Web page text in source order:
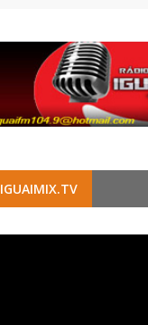
IGUAIMIX.TV